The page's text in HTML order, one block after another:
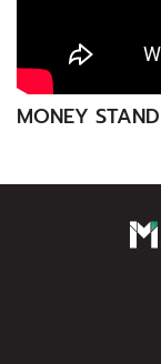
MONEY STAND